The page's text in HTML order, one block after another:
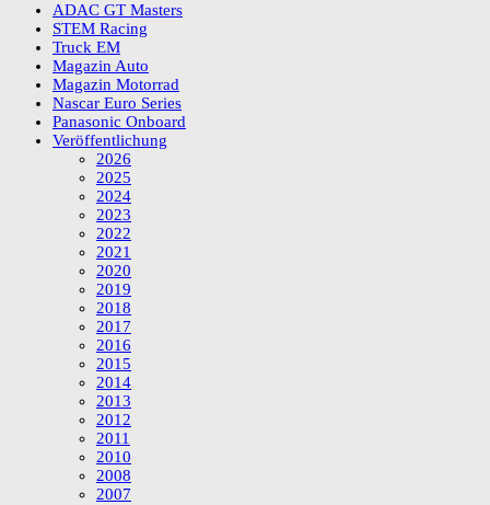
ADAC GT Masters
STEM Racing
Truck EM
Magazin Auto
Magazin Motorrad
Nascar Euro Series
Panasonic Onboard
Veröffentlichung
2026
2025
2024
2023
2022
2021
2020
2019
2018
2017
2016
2015
2014
2013
2012
2011
2010
2008
2007